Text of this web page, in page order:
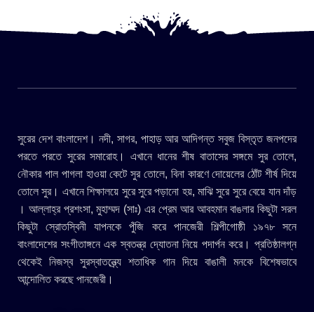
সুরের দেশ বাংলাদেশ। নদী, সাগর, পাহাড় আর আদিগন্ত সবুজ বিস্তৃত জনপদের
পরতে পরতে সুরের সমারোহ। এখানে ধানের শীষ বাতাসের সঙ্গমে সুর তোলে,
নৌকার পাল পাগলা হাওয়া কেটে সুর তোলে, বিনা কারণে দোয়েলের ঠোঁট শীর্ষ দিয়ে
তোলে সুর। এখানে শিক্ষালয়ে সুরে সুরে পড়ানো হয়, মাঝি সুরে সুরে বেয়ে যান দাঁড়
। আল্লাহ্র প্রশংসা, মুহাম্মদ (সাঃ) এর প্রেম আর আবহমান বাঙলার কিছুটা সরল
কিছুটা স্রোতস্বিনী যাপনকে পুঁজি করে পানজেরী শিল্পীগোষ্ঠী ১৯৭৮ সনে
বাংলাদেশের সংগীতাঙ্গনে এক স্বতন্ত্র দ্যোতনা নিয়ে পদার্পন করে। প্রতিষ্ঠালগ্ন
থেকেই নিজস্ব সুরস্বাতন্ত্র্যে শতাধিক গান দিয়ে বাঙালী মনকে বিশেষভাবে
আন্দোলিত করছে পানজেরী।